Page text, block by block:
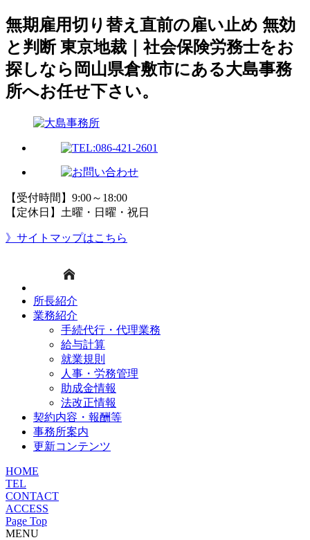
無期雇用切り替え直前の雇い止め 無効
と判断 東京地裁｜社会保険労務士をお
探しなら岡山県倉敷市にある大島事務
所へお任せ下さい。
【受付時間】9:00～18:00
【定休日】土曜・日曜・祝日
》サイトマップはこちら
所長紹介
業務紹介
手続代行・代理業務
給与計算
就業規則
人事・労務管理
助成金情報
法改正情報
契約内容・報酬等
事務所案内
更新コンテンツ
HOME
TEL
CONTACT
ACCESS
Page Top
MENU